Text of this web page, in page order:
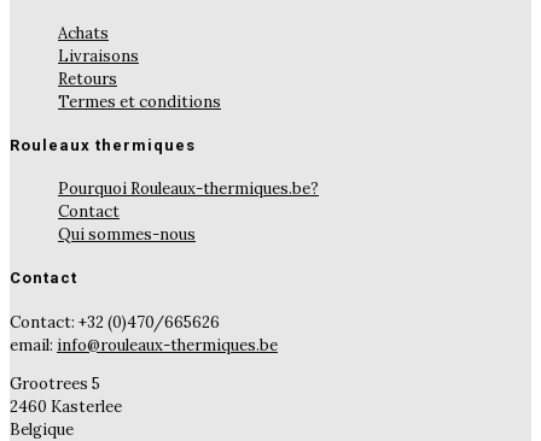
Achats
Livraisons
Retours
Termes et conditions
Rouleaux thermiques
Pourquoi Rouleaux-thermiques.be?
Contact
Qui sommes-nous
Contact
Contact: +32 (0)470/665626
email: info@rouleaux-thermiques.be
Grootrees 5
2460 Kasterlee
Belgique